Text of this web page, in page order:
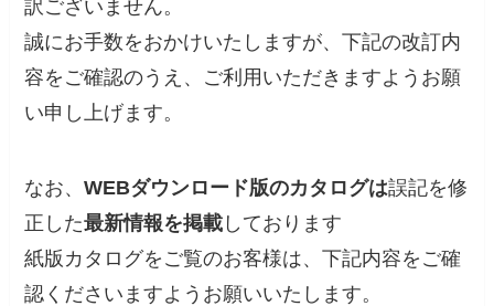
訳ございません。
誠にお手数をおかけいたしますが、下記の改訂内
容をご確認のうえ、ご利用いただきますようお願
い申し上げます。
なお、WEBダウンロード版のカタログは誤記を修
正した最新情報を掲載 しております
紙版カタログをご覧のお客様は、下記内容をご確
認くださいますようお願いいたします。